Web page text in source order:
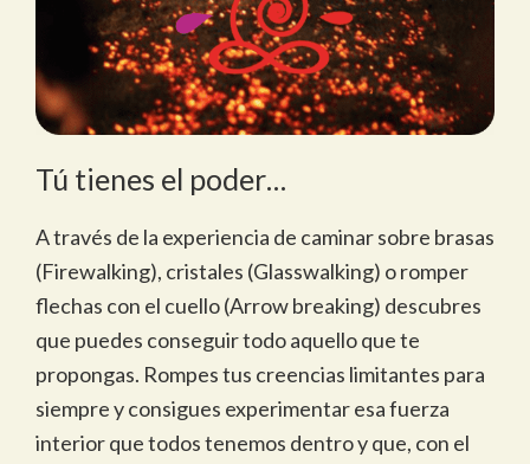
Tú tienes el poder…
A través de la experiencia de caminar sobre brasas
(Firewalking), cristales (Glasswalking) o romper
flechas con el cuello (Arrow breaking) descubres
que puedes conseguir todo aquello que te
propongas. Rompes tus creencias limitantes para
siempre y consigues experimentar esa fuerza
interior que todos tenemos dentro y que, con el